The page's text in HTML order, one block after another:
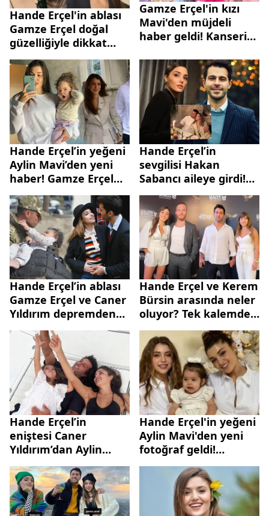
Hande Erçel'in ablası
Gamze Erçel doğal
güzelliğiyle dikkat
çekti! Takipçileri
yorum yağdırdı! İşte o
paylaşım...
Gamze Erçel'in kızı
Mavi'den müjdeli
haber geldi! Kanseri
Hande Erçel’in yeğeni
Aylin Mavi’den yeni
haber! Gamze Erçel
sağlık durumunu
açıkladı
Hande Erçel’in
sevgilisi Hakan
Sabancı aileye girdi!
Gamze Erçel’in
paylaşımında bomba
detay
Hande Erçel’in ablası
Gamze Erçel ve Caner
Yıldırım depremden
kurtulan bir bebeğe
aile olacak
Hande Erçel ve Kerem
Bürsin arasında neler
oluyor? Tek kalemde
sildi
Hande Erçel’in
eniştesi Caner
Yıldırım’dan Aylin
Mavi isyanı! O
paylaşımlara ateş
püskürdü
Hande Erçel'in yeğeni
Aylin Mavi'den yeni
fotoğraf geldi!
"Tedaviye başladık"
diyen Gamze Erçel
kızının son halini
paylaştı